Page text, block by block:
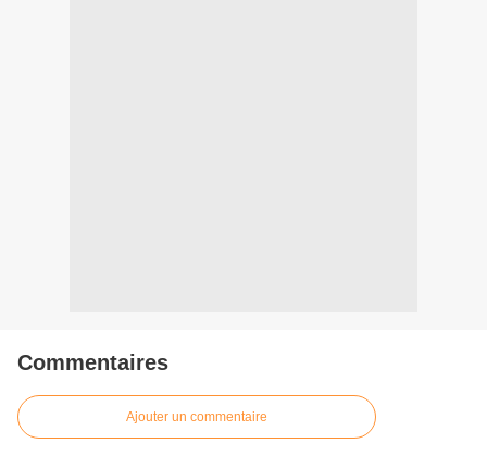
Commentaires
Ajouter un commentaire